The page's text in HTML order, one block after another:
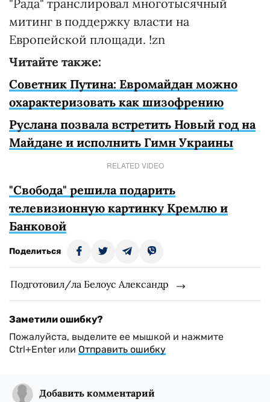
"Рада" транслировал многотысячный
митинг в поддержку власти на
Европейской площади. !zn
Читайте также:
Советник Путина: Евромайдан можно
охарактеризовать как шизофрению
Руслана позвала встретить Новый год на
Майдане и исполнить Гимн Украины
RELATED VIDEO
"Свобода" решила подарить
телевизионную картинку Кремлю и
Банковой
Поделиться
Подготовил/ла Белоус Александр
Заметили ошибку?
Пожалуйста, выделите ее мышкой и нажмите
Ctrl+Enter или Отправить ошибку
Добавить комментарий